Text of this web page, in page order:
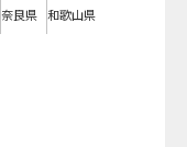
奈良県 和歌山県